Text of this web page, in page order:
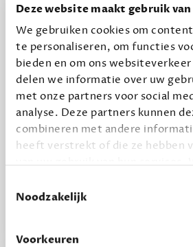
Deze website maakt gebruik
We gebruiken cookies om
te personaliseren, om functies
bieden en om ons
delen we informatie over uw
met onze partners voor social
analyse. Deze partners kunnen
combineren met andere
heeft verstrekt of die ze hebben
grondslag gebeurt, en er niet
wordt verwerkt. Gevoelige
Noodzakelijk
Voorkeuren
halen.
12,50 per maand, incl.
Geef cadeau
Alles van Dewey Free
Vooraf een tipje van de sluier,